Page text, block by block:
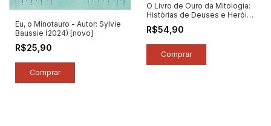
Eu, o Minotauro - Autor: Sylvie
Baussie (2024) [novo]
R$25,90
O Livro de Ouro da Mitologia:
Histórias de Deuses e Heróis
- Autor: Thomas Bulfinch
(2023) [novo]
R$54,90